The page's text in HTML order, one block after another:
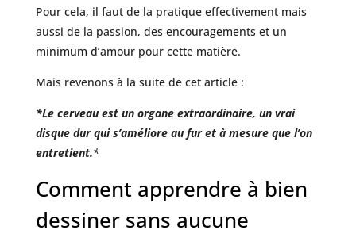
Pour cela, il faut de la pratique effectivement mais
aussi de la passion, des encouragements et un
minimum d’amour pour cette matière.
Mais revenons à la suite de cet article :
*Le cerveau est un organe extraordinaire, un vrai
disque dur qui s’améliore au fur et à mesure que l’on
entretient.*
Comment apprendre à bien
dessiner sans aucune